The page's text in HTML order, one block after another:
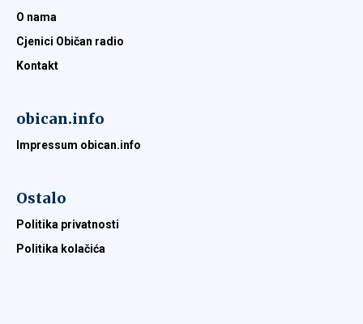
O nama
Cjenici Običan radio
Kontakt
obican.info
Impressum obican.info
Ostalo
Politika privatnosti
Politika kolačića